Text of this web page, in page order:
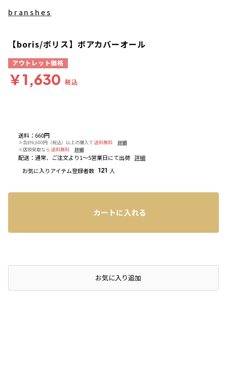
送料 ： 660円
※合計6,600円（税込）以上の購入で 送料無料
詳細
※店頭受取なら 送料無料 詳細
配送 ： 通常、ご注文より1～5営業日にて出荷 詳細
お気に入りアイテム登録者数 121 人
branshes
【boris/ボリス】ボアカバーオール
アウトレット価格
￥1,630 税込
カートに入れる
店頭在庫を確認するお気に入り追加